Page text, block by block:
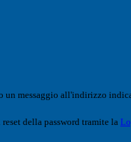
un messaggio all'indirizzo
della password tramite la